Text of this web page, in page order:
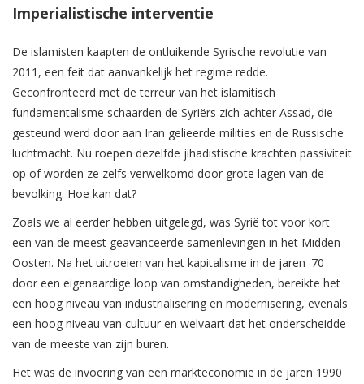
Imperialistische interventie
De islamisten kaapten de ontluikende Syrische revolutie van
2011, een feit dat aanvankelijk het regime redde.
Geconfronteerd met de terreur van het islamitisch
fundamentalisme schaarden de Syriërs zich achter Assad, die
gesteund werd door aan Iran gelieerde milities en de Russische
luchtmacht. Nu roepen dezelfde jihadistische krachten passiviteit
op of worden ze zelfs verwelkomd door grote lagen van de
bevolking. Hoe kan dat?
Zoals we al eerder hebben uitgelegd, was Syrië tot voor kort
een van de meest geavanceerde samenlevingen in het Midden-
Oosten. Na het uitroeien van het kapitalisme in de jaren '70
door een eigenaardige loop van omstandigheden, bereikte het
een hoog niveau van industrialisering en modernisering, evenals
een hoog niveau van cultuur en welvaart dat het onderscheidde
van de meeste van zijn buren.
Het was de invoering van een markteconomie in de jaren 1990